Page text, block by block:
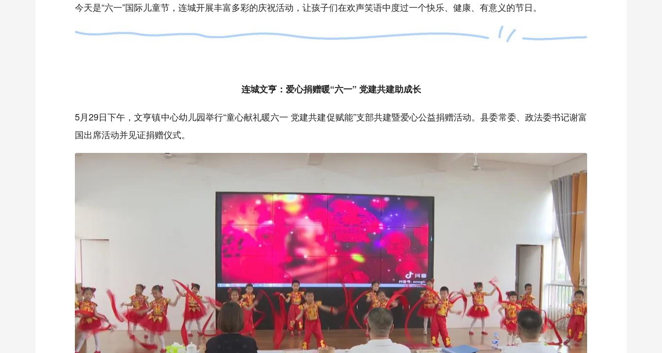
今天是“六一”国际儿童节，连城开展丰富多彩的庆祝活动，让孩子们在欢声笑语中度过一个快乐、健康、有意义的节日。
连城文亨：爱心捐赠暖“六一” 党建共建助成长
5月29日下午，文亨镇中心幼儿园举行“童心献礼暖六一 党建共建促赋能”支部共建暨爱心公益捐赠活动。县委常委、政法委书记谢富
国出席活动并见证捐赠仪式。